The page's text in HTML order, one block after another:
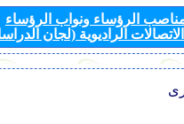
الرؤساء ونواب الرؤساء
الراديوية (لجان